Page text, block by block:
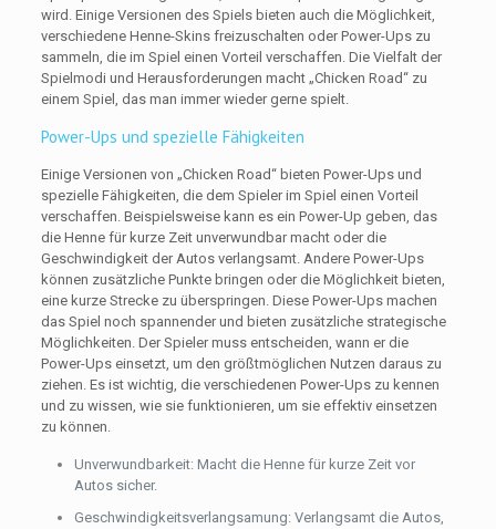
wird. Einige Versionen des Spiels bieten auch die Möglichkeit,
verschiedene Henne-Skins freizuschalten oder Power-Ups zu
sammeln, die im Spiel einen Vorteil verschaffen. Die Vielfalt der
Spielmodi und Herausforderungen macht „Chicken Road“ zu
einem Spiel, das man immer wieder gerne spielt.
Power-Ups und spezielle Fähigkeiten
Einige Versionen von „Chicken Road“ bieten Power-Ups und
spezielle Fähigkeiten, die dem Spieler im Spiel einen Vorteil
verschaffen. Beispielsweise kann es ein Power-Up geben, das
die Henne für kurze Zeit unverwundbar macht oder die
Geschwindigkeit der Autos verlangsamt. Andere Power-Ups
können zusätzliche Punkte bringen oder die Möglichkeit bieten,
eine kurze Strecke zu überspringen. Diese Power-Ups machen
das Spiel noch spannender und bieten zusätzliche strategische
Möglichkeiten. Der Spieler muss entscheiden, wann er die
Power-Ups einsetzt, um den größtmöglichen Nutzen daraus zu
ziehen. Es ist wichtig, die verschiedenen Power-Ups zu kennen
und zu wissen, wie sie funktionieren, um sie effektiv einsetzen
zu können.
Unverwundbarkeit: Macht die Henne für kurze Zeit vor
Autos sicher.
Geschwindigkeitsverlangsamung: Verlangsamt die Autos,